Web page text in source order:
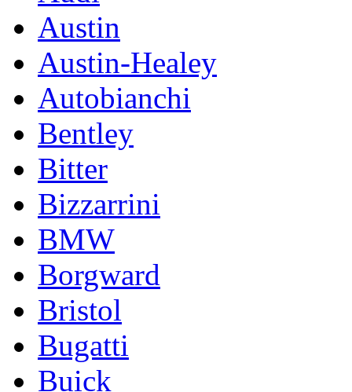
Austin
Austin-Healey
Autobianchi
Bentley
Bitter
Bizzarrini
BMW
Borgward
Bristol
Bugatti
Buick